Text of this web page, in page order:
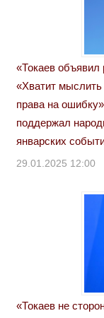
«Токаев объявил
«Хватит
права на
поддержал
январских
29.01.2025 12:00
«Токаев не